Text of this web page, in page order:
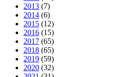
2013 (7)
2014 (6)
2015 (12)
2016 (15)
2017 (65)
2018 (65)
2019 (59)
2020 (32)